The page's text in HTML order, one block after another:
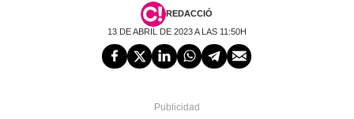
REDACCIÓ
13 DE ABRIL DE 2023 A LAS 11:50H